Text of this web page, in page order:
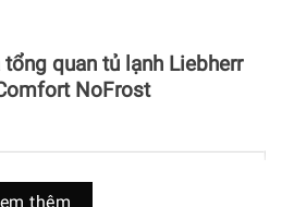
quan tủ lạnh Liebherr
NoFrost
thêm